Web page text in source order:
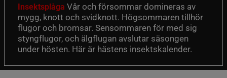
Insektsplåga Vår och försommar domineras av
mygg, knott och svidknott. Högsommaren tillhör
flugor och bromsar. Sensommaren för med sig
styngflugor, och älgflugan avslutar säsongen
under hösten. Här är hästens insektskalender.